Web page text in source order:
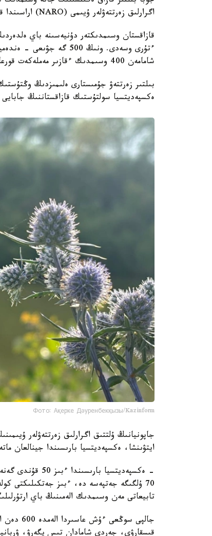
اگرارلىق زەرتتەۋلەر ۇيىمى (NARO) اراسىندا قابىلدانعان كەلىسىم اياسىندا قولعا الىندى.
ءتۇرى وسەدى. ونىڭ 500
شامامەن 400 وسىمدىك ءقازىر مەملەكەت قورعاۋىنا الىنعان.
بىلتىر زەرتتەۋ جۇمىستارى ەلىمىزدىڭ
ەكسپەديتسيا سولتۇستىك قازاقستاننىڭ
Фото: Ақерке Дәуренбекқызы/Kazinform
ايتۋىنشا، ەكسپەديتسيا بارىسىندا جينالعان
- ەكسپەديتسيا
70 ۇلگىگە جەتپەسە دە، ءبىز جەتكىلىكتى
تابيعاتى مەن وسىمدىك الەمىنىڭ باي
جالپى